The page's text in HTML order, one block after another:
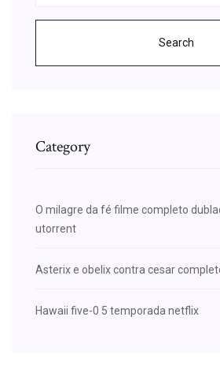
Search
Category
O milagre da fé filme completo
utorrent
Asterix e obelix contra cesar
Hawaii five-0 5 temporada netflix